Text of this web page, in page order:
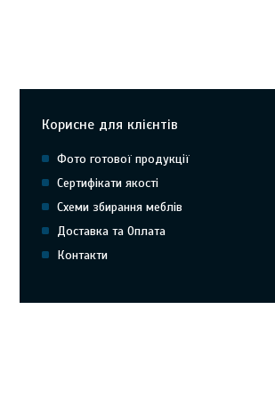
Корисне для клієнтів
Фото готової продукції
Сертифікати якості
Схеми збирання меблів
Доставка та Оплата
Контакти